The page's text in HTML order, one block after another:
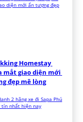
Homestay
mắt giao diện mới
đẹp mê lòng